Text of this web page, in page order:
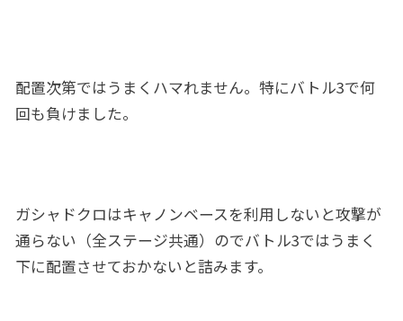
配置次第ではうまくハマれません。特にバトル3で何
回も負けました。
ガシャドクロはキャノンベースを利用しないと攻撃が
通らない（全ステージ共通）のでバトル3ではうまく
下に配置させておかないと詰みます。